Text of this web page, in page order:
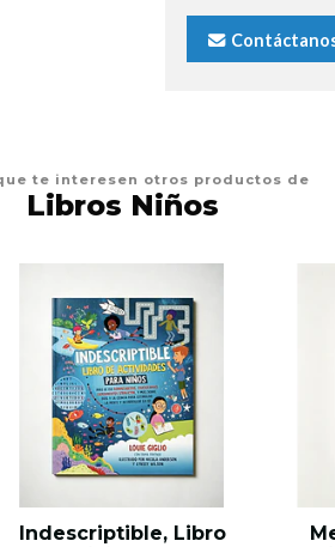
te interesen otros productos de
Libros Niños
Indescriptible, Libro